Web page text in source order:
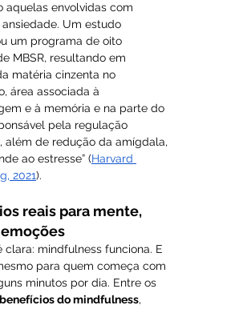
aquelas envolvidas com
Um estudo
um programa de oito
MBSR, resultando em
matéria cinzenta no
área associada à
e à memória e na parte do
pela regulação
além de redução da amígdala,
ao estresse” (Harvard
2021).
reais para mente,
clara: mindfulness funciona. E
para quem começa com
minutos por dia. Entre os
benefícios do mindfulness,